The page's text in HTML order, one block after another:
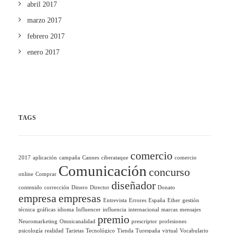
abril 2017
marzo 2017
febrero 2017
enero 2017
TAGS
2017 aplicación campaña Cannes ciberataque comercio comercio
online Comprar Comunicación concurso
contenido corrección Dinero Director diseñador Donato
empresaempresas Entrevista Errores España Ether gestión
técnica gráficas idioma Influencer influencia internacional marcas mensajes
Neuromarketing Omnicanalidad premio prescriptor profesiones
psicología realidad Tarjetas Tecnológico Tienda Turespaña virtual Vocabulario